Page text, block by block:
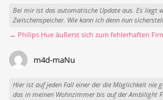
Bei mir ist das automatische Update aus. Es liegt
Zwischenspeicher. Wie kann ich denn nun
→ Philips Hue äußerst sich zum fehlerhaften
m4d-maNu
Hier ist auf jeden Fall einer der die Möglichkeit nie
das in meinen Wohnzimmer bis auf der Ambilight